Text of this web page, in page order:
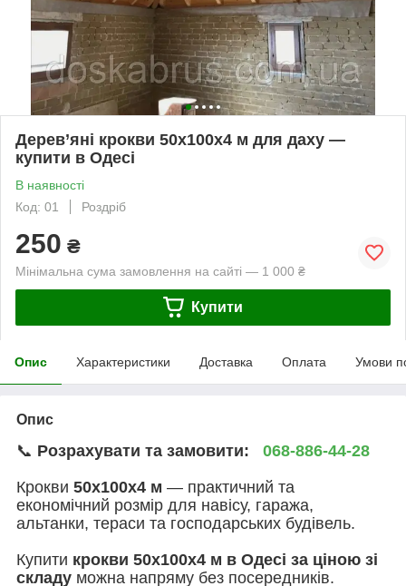
Дерев’яні крокви 50х100х4 м для даху —
купити в Одесі
В наявності
Код: 01
Роздріб
250 ₴
Мінімальна сума замовлення на сайті — 1 000 ₴
Купити
Опис Характеристики Доставка Оплата Умови
Опис
📞 Розрахувати та замовити:
068-886-44-28
Крокви 50х100х4 м — практичний та
економічний розмір для навісу, гаража,
альтанки, тераси та господарських будівель.
Купити крокви 50х100х4 м в Одесі за ціною зі
складу можна напряму без посередників.